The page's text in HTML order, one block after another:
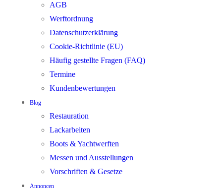
AGB
Werftordnung
Datenschutzerklärung
Cookie-Richtlinie (EU)
Häufig gestellte Fragen (FAQ)
Termine
Kundenbewertungen
Blog
Restauration
Lackarbeiten
Boots & Yachtwerften
Messen und Ausstellungen
Vorschriften & Gesetze
Annoncen